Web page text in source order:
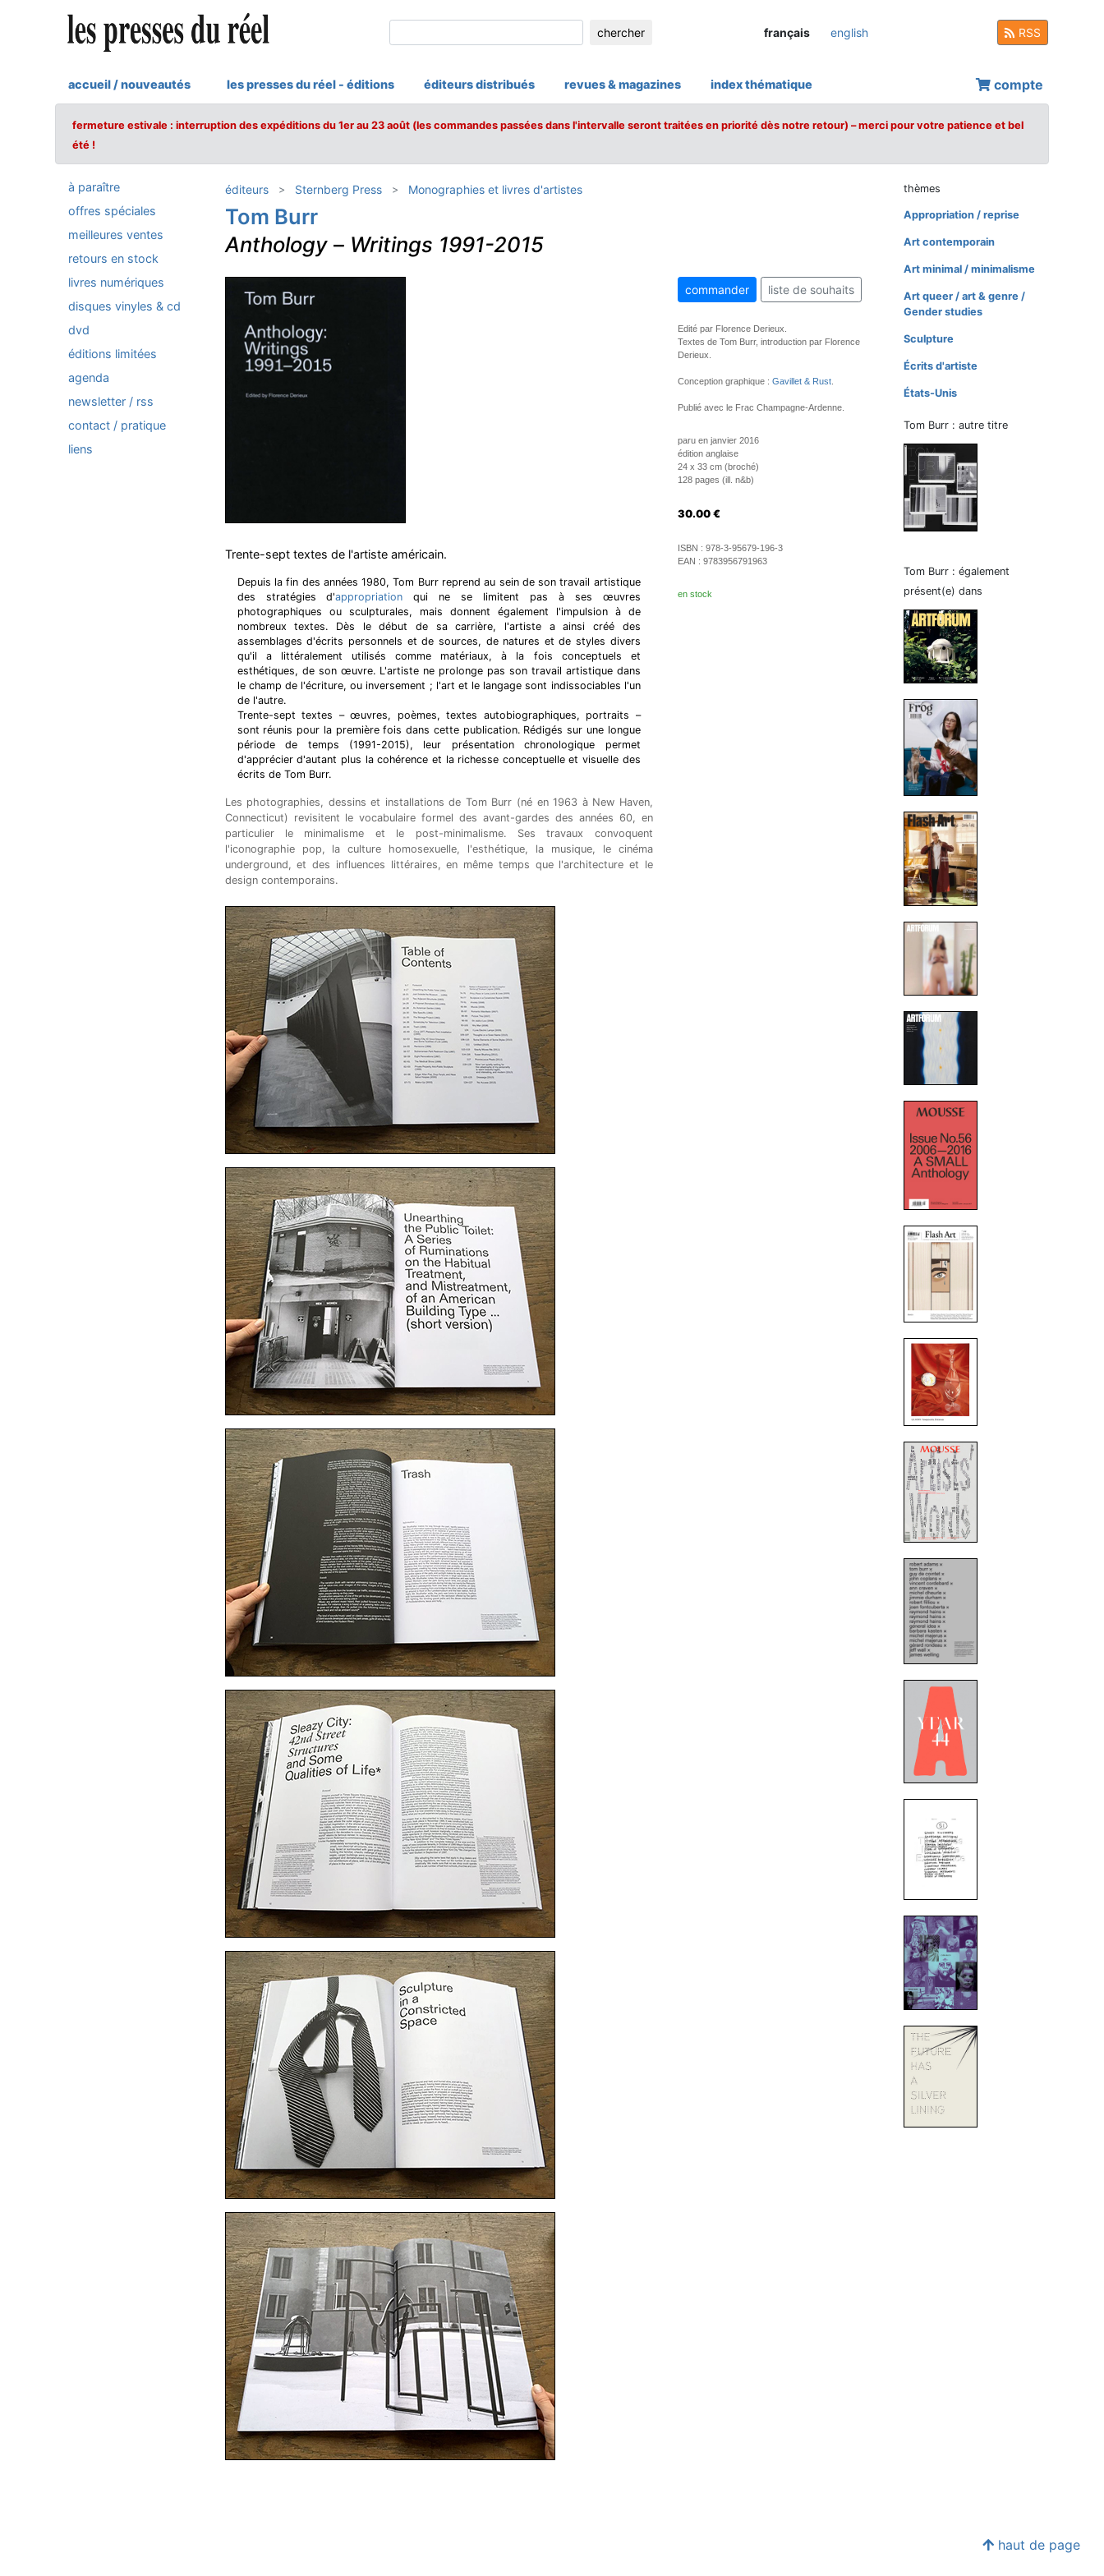
chercher français english RSS
accueil / nouveautés les presses du réel - éditions éditeurs distribués revues & magazines index thématique compte
fermeture estivale : interruption des expéditions du 1er au 23 août (les commandes passées dans l'intervalle seront traitées en priorité dès notre retour) – merci pour votre patience et bel
été !
à paraître
offres spéciales
meilleures ventes
retours en stock
livres numériques
disques vinyles & cd
dvd
éditions limitées
agenda
newsletter / rss
contact / pratique
liens
éditeurs Sternberg Press Monographies et livres d'artistes
Tom Burr
Anthology– Writings 1991-2015
Trente-sept textes de l'artiste américain.
Depuis la fin des années 1980, Tom Burr reprend au sein de son travail artistique
des stratégies d'appropriation qui ne se limitent pas à ses œuvres
photographiques ou sculpturales, mais donnent également l'impulsion à de
nombreux textes. Dès le début de sa carrière, l'artiste a ainsi créé des
assemblages d'écrits personnels et de sources, de natures et de styles divers
qu'il a littéralement utilisés comme matériaux, à la fois conceptuels et
esthétiques, de son œuvre. L'artiste ne prolonge pas son travail artistique dans
le champ de l'écriture, ou inversement ; l'art et le langage sont indissociables l'un
de l'autre.
Trente-sept textes – œuvres, poèmes, textes autobiographiques, portraits –
sont réunis pour la première fois dans cette publication. Rédigés sur une longue
période de temps (1991-2015), leur présentation chronologique permet
d'apprécier d'autant plus la cohérence et la richesse conceptuelle et visuelle des
écrits de Tom Burr.
Les photographies, dessins et installations de Tom Burr (né en 1963 à New Haven,
Connecticut) revisitent le vocabulaire formel des avant-gardes des années 60, en
particulier le minimalisme et le post-minimalisme. Ses travaux convoquent
l'iconographie pop, la culture homosexuelle, l'esthétique, la musique, le cinéma
underground, et des influences littéraires, en même temps que l'architecture et le
design contemporains.
commander liste de souhaits
Edité par Florence Derieux.
Textes de Tom Burr, introduction par Florence
Derieux.
Conception graphique : Gavillet & Rust.
Publié avec le Frac Champagne-Ardenne.
paru en janvier 2016
édition anglaise
24 x 33 cm (broché)
128 pages (ill. n&b)
30.00 €
ISBN : 978-3-95679-196-3
EAN : 9783956791963
en stock
thèmes
Appropriation / reprise
Art contemporain
Art minimal / minimalisme
Art queer / art & genre /
Gender studies
Sculpture
Écrits d'artiste
États-Unis
Tom Burr : autre titre
Tom Burr : également
présent(e) dans
haut de page